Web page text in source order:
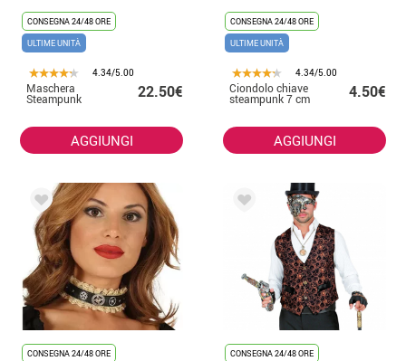
CONSEGNA 24/48 ORE
ULTIME UNITÀ
4.34/5.00
Maschera
Steampunk 22.50€
AGGIUNGI
CONSEGNA 24/48 ORE
ULTIME UNITÀ
4.34/5.00
Ciondolo chiave
steampunk 7 cm 4.50€
AGGIUNGI
CONSEGNA 24/48 ORE
CONSEGNA 24/48 ORE